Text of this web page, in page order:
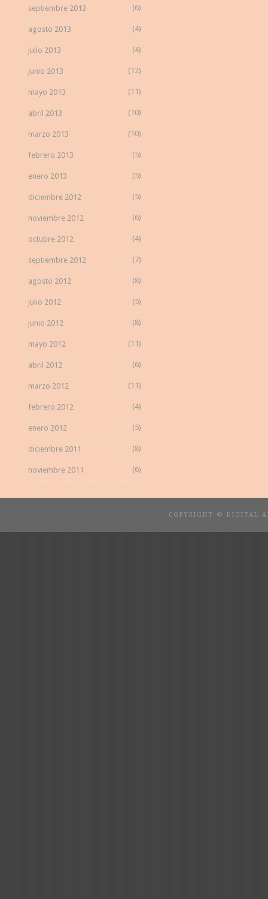
septiembre 2013 (6)
agosto 2013 (4)
julio 2013 (4)
junio 2013 (12)
mayo 2013 (11)
abril 2013 (10)
marzo 2013 (10)
febrero 2013 (5)
enero 2013 (5)
diciembre 2012 (5)
noviembre 2012 (6)
octubre 2012 (4)
septiembre 2012 (7)
agosto 2012 (8)
julio 2012 (5)
junio 2012 (8)
mayo 2012 (11)
abril 2012 (6)
marzo 2012 (11)
febrero 2012 (4)
enero 2012 (5)
diciembre 2011 (8)
noviembre 2011 (6)
COPYRIGHT © DIGITAL